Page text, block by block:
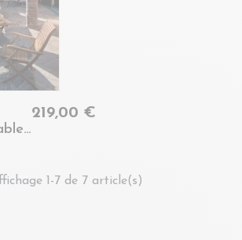
219,00 €
1-7 de 7 article(s)